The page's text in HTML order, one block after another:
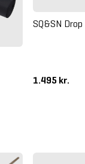
SQ&SN
1.495 kr.